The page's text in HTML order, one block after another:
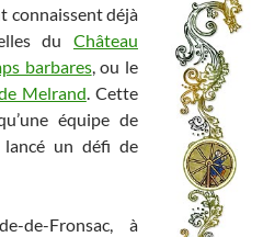
connaissent déjà
du Château
barbares, ou le
Melrand. Cette
équipe de
lancé un défi de
de-Fronsac, à